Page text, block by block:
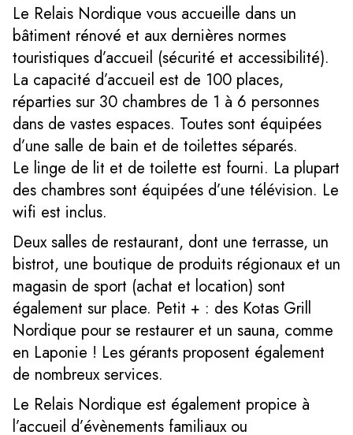
Le Relais Nordique vous accueille dans un
bâtiment rénové et aux dernières normes
touristiques d’accueil (sécurité et accessibilité).
La capacité d’accueil est de 100 places,
réparties sur 30 chambres de 1 à 6 personnes
dans de vastes espaces. Toutes sont équipées
d’une salle de bain et de toilettes séparés.
Le linge de lit et de toilette est fourni. La plupart
des chambres sont équipées d’une télévision. Le
wifi est inclus.
Deux salles de restaurant, dont une terrasse, un
bistrot, une boutique de produits régionaux et un
magasin de sport (achat et location) sont
également sur place. Petit + : des Kotas Grill
Nordique pour se restaurer et un sauna, comme
en Laponie ! Les gérants proposent également
de nombreux services.
Le Relais Nordique est également propice à
l’accueil d’évènements familiaux ou